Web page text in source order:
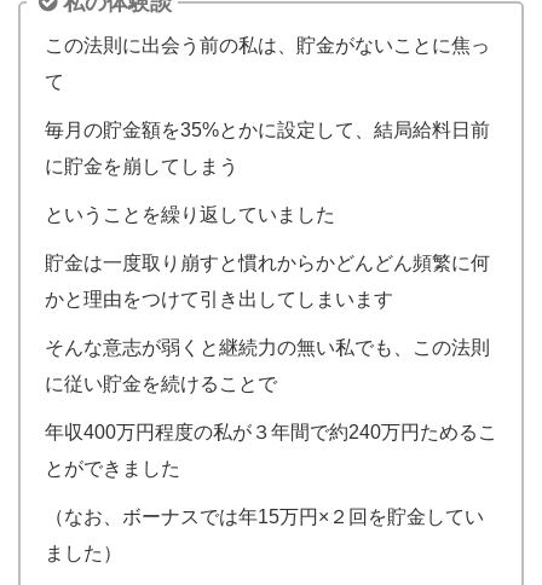
この法則に出会う前の私は、貯金がないことに焦っ
て
毎月の貯金額を35%とかに設定して、結局給料日前
に貯金を崩してしまう
ということを繰り返していました
貯金は一度取り崩すと慣れからかどんどん頻繁に何
かと理由をつけて引き出してしまいます
そんな意志が弱くと継続力の無い私でも、この法則
に従い貯金を続けることで
年収400万円程度の私が３年間で約240万円ためるこ
とができました
（なお、ボーナスでは年15万円×２回を貯金してい
ました）